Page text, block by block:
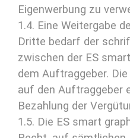
Eigenwerbung zu
1.4. Eine Weitergabe
Dritte bedarf der
zwischen der ES
dem Auftraggeber.
auf den Auftraggeber
Bezahlung der
1.5. Die ES smart